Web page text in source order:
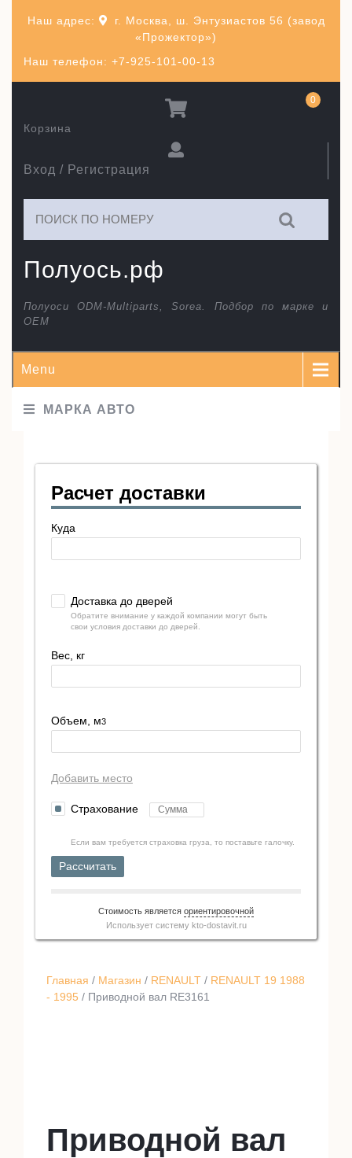
Наш телефон: +7-925-101-00-13
Наш адрес:
г. Москва, ш. Энтузиастов 56 (завод
«Прожектор»)
Полуось.рф
Полуоси ODM-Multiparts, Sorea. Подбор по марке и
ОЕМ
Вход / Регистрация
Корзина
0
Menu
МАРКА АВТО
Главная / Магазин / RENAULT / RENAULT 19 1988
- 1995 / Приводной вал RE3161
Приводной вал
Расчет доставки
Куда
Доставка до дверей
Обратите внимание у каждой компании могут быть
свои условия доставки до дверей.
Вес, кг
Объем, м3
Добавить место
Страхование
Если вам требуется страховка груза, то поставьте галочку.
Рассчитать
Стоимость является ориентировочной
Использует систему kto-dostavit.ru